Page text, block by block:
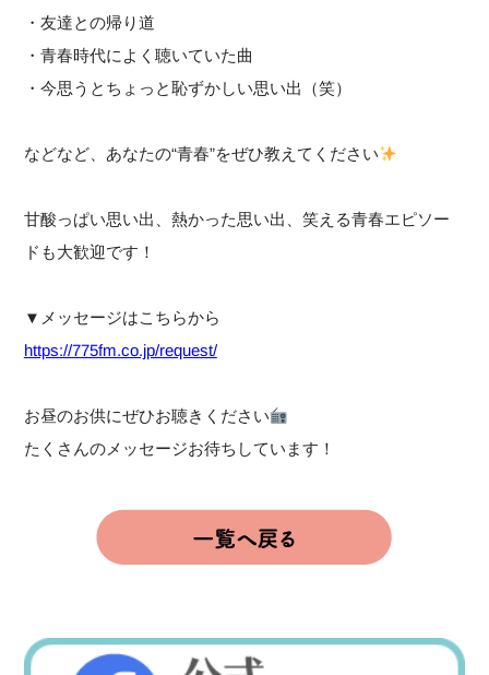
・友達との帰り道
・青春時代によく聴いていた曲
・今思うとちょっと恥ずかしい思い出（笑）
などなど、あなたの“青春”をぜひ教えてください
甘酸っぱい思い出、熱かった思い出、笑える青春エピソー
ドも大歓迎です！
▼メッセージはこちらから
https://775fm.co.jp/request/
お昼のお供にぜひお聴きください
たくさんのメッセージお待ちしています！